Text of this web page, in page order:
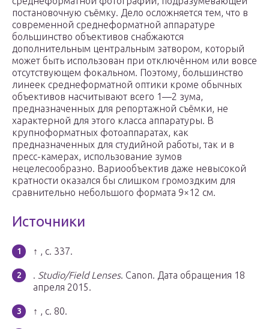
постановочную съёмку. Дело осложняется тем, что в
современной среднеформатной аппаратуре
большинство объективов снабжаются
дополнительным центральным затвором, который
может быть использован при отключённом или вовсе
отсутствующем фокальном. Поэтому, большинство
линеек среднеформатной оптики кроме обычных
объективов насчитывают всего 1—2 зума,
предназначенных для репортажной съёмки, не
характерной для этого класса аппаратуры. В
крупноформатных фотоаппаратах, как
предназначенных для студийной работы, так и в
пресс-камерах, использование зумов
нецелесообразно. Вариообъектив даже невысокой
кратности оказался бы слишком громоздким для
сравнительно небольшого формата 9×12 см.
Источники
↑ , с. 337.
. Studio/Field Lenses. Canon. Дата обращения 18
апреля 2015.
↑ , с. 80.